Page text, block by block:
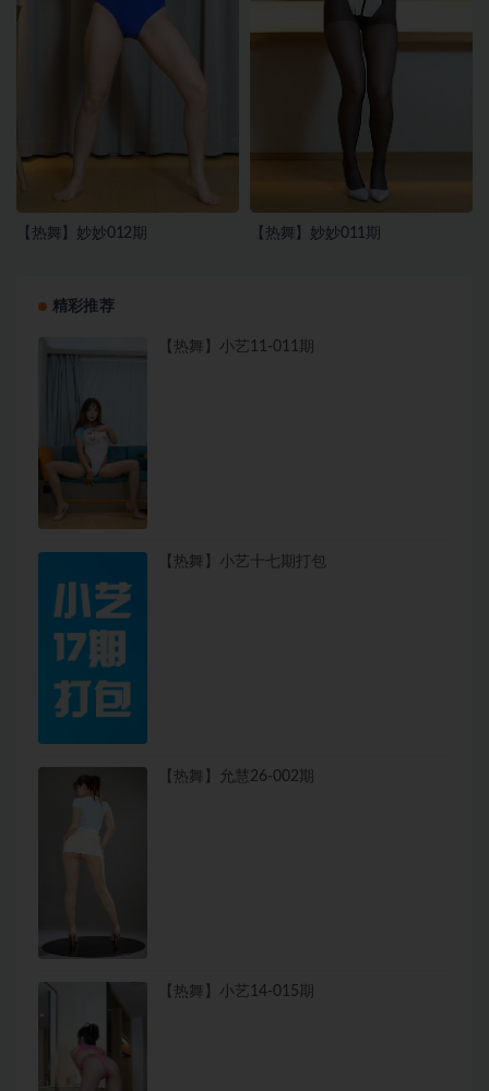
【热舞】妙妙012期 【热舞】妙妙011期
精彩推荐
【热舞】小艺11-011期
【热舞】小艺十七期打包
【热舞】允慧26-002期
【热舞】小艺14-015期